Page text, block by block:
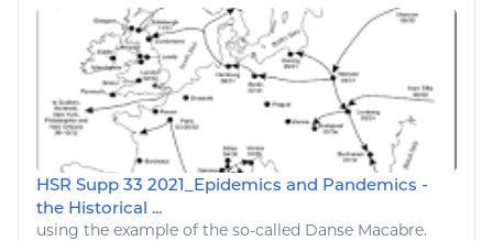
HSR Supp 33 2021_Epidemics and Pandemics -
the Historical ...
using the example of the so-called Danse Macabre.